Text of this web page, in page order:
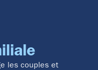
les couples et